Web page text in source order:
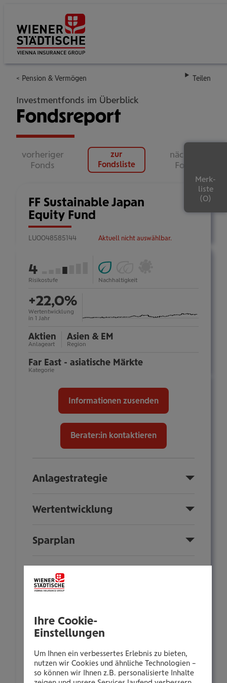
Pension & Vermögen Teilen
Investmentfonds im Überblick
Fondsreport
FF Sustainable Japan
Equity Fund
LU0048585144 Aktuell nicht auswählbar.
vorheriger
Fonds
zur
Fondsliste
nächster
Fonds
Risikostufe
4
von
7
Nachhaltigkeit
ESG
Fonds
(Art.Investments
Wertentwicklung
in 1 Jahr
+22,0%
Anlageart
Aktien
Region
Asien & EM
Kategorie
Far East - asiatische Märkte
Informationen zusenden
Berater:in kontaktieren
Anlagestrategie
Wertentwicklung
Sparplan
Fondsinformationen
Anlegerinformationen
Zusammensetzung
Merk-
liste
Ihre Cookie-
Einstellungen
Um Ihnen ein verbessertes Erlebnis zu bieten,
nutzen wir Cookies und ähnliche Technologien –
so können wir Ihnen z.B. personalisierte Inhalte